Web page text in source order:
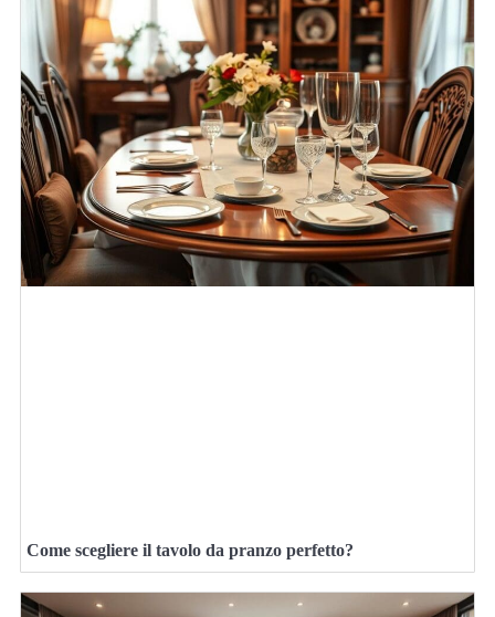
Come scegliere il tavolo da pranzo perfetto?